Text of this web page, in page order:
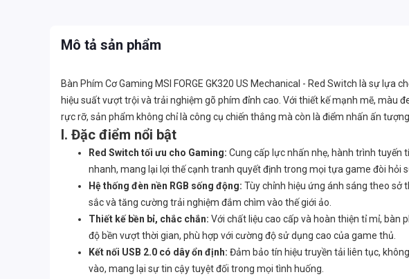
Mô tả sản phẩm
Bàn Phím Cơ Gaming MSI FORGE GK320 US Mechanical - Red Switch là sự lựa
hiệu suất vượt trội và trải nghiệm gõ phím đỉnh cao. Với thiết kế mạnh mẽ, màu
rực rỡ, sản phẩm không chỉ là công cụ chiến thắng mà còn là điểm nhấn ấn
I. Đặc điểm nổi bật
Red Switch tối ưu cho Gaming: Cung cấp lực nhấn nhẹ, hành trình tuyến
nhanh, mang lại lợi thế cạnh tranh quyết định trong mọi tựa game đòi hỏi
Hệ thống đèn nền RGB sống động: Tùy chỉnh hiệu ứng ánh sáng theo sở
sắc và tăng cường trải nghiệm đắm chìm vào thế giới ảo.
Thiết kế bền bỉ, chắc chắn: Với chất liệu cao cấp và hoàn thiện tỉ mỉ, bàn
độ bền vượt thời gian, phù hợp với cường độ sử dụng cao của game thủ.
Kết nối USB 2.0 có dây ổn định: Đảm bảo tín hiệu truyền tải liên tục,
vào, mang lại sự tin cậy tuyệt đối trong mọi tình huống.